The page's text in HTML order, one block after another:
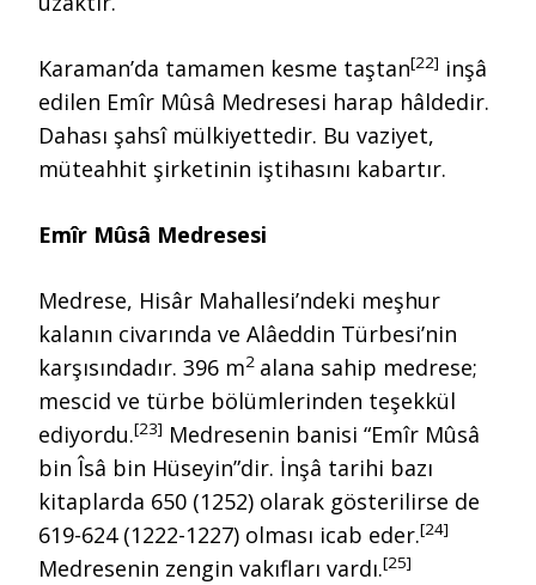
Karaman’da tamamen kesme taştan[22] inşâ
edilen Emîr Mûsâ Medresesi harap hâldedir.
Dahası şahsî mülkiyettedir. Bu vaziyet,
müteahhit şirketinin iştihasını kabartır.
Emîr Mûsâ Medresesi
Medrese, Hisâr Mahallesi’ndeki meşhur
kalanın civarında ve Alâeddin Türbesi’nin
karşısındadır. 396 m2 alana sahip medrese;
mescid ve türbe bölümlerinden teşekkül
ediyordu.[23] Medresenin banisi “Emîr Mûsâ
bin Îsâ bin Hüseyin”dir. İnşâ tarihi bazı
kitaplarda 650 (1252) olarak gösterilirse de
619-624 (1222-1227) olması icab eder.[24]
Medresenin zengin vakıfları vardı.[25]